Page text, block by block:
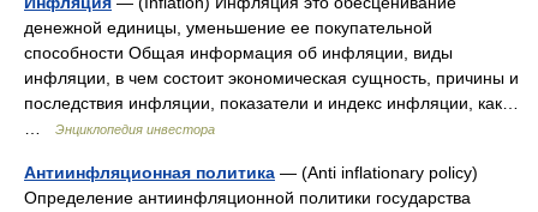
денежной единицы, уменьшение ее покупательной
способности Общая информация об инфляции, виды
инфляции, в чем состоит экономическая сущность, причины и
последствия инфляции, показатели и индекс инфляции, как…
Энциклопедия инвестора
Антиинфляционная политика — (Anti inflationary policy)
Определение антиинфляционной политики государства